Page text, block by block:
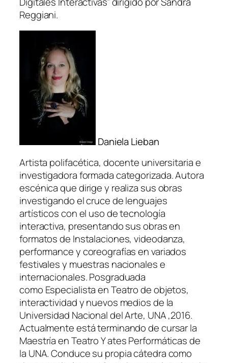
Reggiani.
Daniela Lieban
Artista polifacética, docente universitaria e
investigadora formada categorizada. Autora
escénica que dirige y realiza sus obras
investigando el cruce de lenguajes
artísticos con el uso de tecnología
interactiva, presentando sus obras en
formatos de Instalaciones, videodanza,
performance y coreografías en variados
festivales y muestras nacionales e
internacionales. Posgraduada
como Especialista en Teatro de objetos,
interactividad y nuevos medios de la
Universidad Nacional del Arte, UNA ,2016.
Actualmente está terminando de cursar la
Maestría en Teatro Y ates Performáticas de
la UNA. Conduce su propia cátedra como